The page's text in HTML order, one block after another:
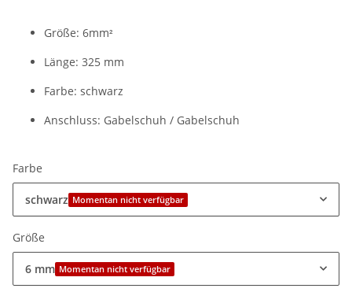
Größe: 6mm²
Länge: 325 mm
Farbe: schwarz
Anschluss: Gabelschuh / Gabelschuh
Farbe
schwarz Momentan nicht verfügbar
Größe
6 mm Momentan nicht verfügbar